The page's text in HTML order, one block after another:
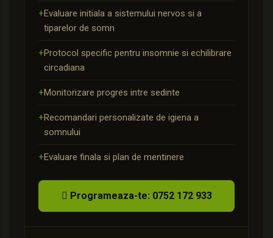
+Evaluare initiala a sistemului nervos si a
tiparelor de somn
+Protocol specific pentru insomnie si echilibrare
circadiana
+Monitorizare progres intre sedinte
+Recomandari personalizate de igiena a
somnului
+Evaluare finala si plan de mentinere
 Programeaza-te: 0752 172 933